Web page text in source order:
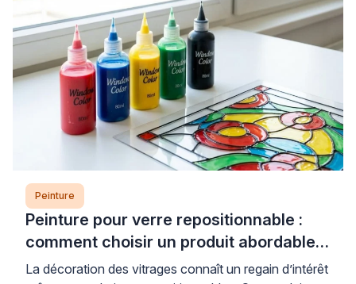
ni l’adhérence ni la protection anticorrosion
nécessaires aux supports métalliques, exposant ainsi
votre installation à l’écaillage et à la […]
Peinture
Peinture pour verre repositionnable :
comment choisir un produit abordable
et de qualité
La décoration des vitrages connaît un regain d’intérêt